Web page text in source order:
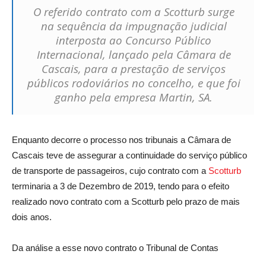
O referido contrato com a Scotturb surge
na sequência da impugnação judicial
interposta ao Concurso Público
Internacional, lançado pela Câmara de
Cascais, para a prestação de serviços
públicos rodoviários no concelho, e que foi
ganho pela empresa Martin, SA.
Enquanto decorre o processo nos tribunais a Câmara de
Cascais teve de assegurar a continuidade do serviço público
de transporte de passageiros, cujo contrato com a Scotturb
terminaria a 3 de Dezembro de 2019, tendo para o efeito
realizado novo contrato com a Scotturb pelo prazo de mais
dois anos.
Da análise a esse novo contrato o Tribunal de Contas